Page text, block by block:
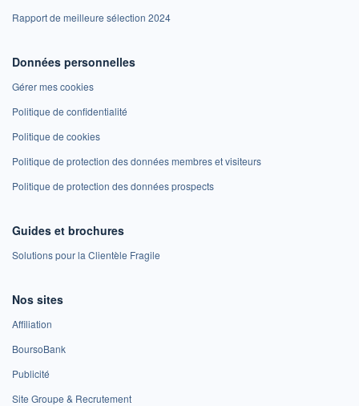
Rapport de meilleure sélection 2024
Données personnelles
Gérer mes cookies
Politique de confidentialité
Politique de cookies
Politique de protection des données membres et visiteurs
Politique de protection des données prospects
Guides et brochures
Solutions pour la Clientèle Fragile
Nos sites
Affiliation
BoursoBank
Publicité
Site Groupe & Recrutement